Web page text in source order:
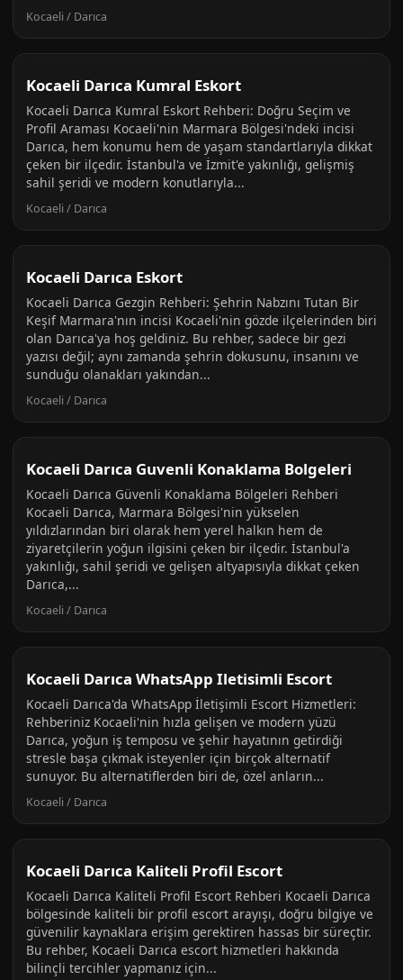
Kocaeli / Darıca
Kocaeli Darıca Kumral Eskort
Kocaeli Darıca Kumral Eskort Rehberi: Doğru Seçim ve
Profil Araması Kocaeli'nin Marmara Bölgesi'ndeki incisi
Darıca, hem konumu hem de yaşam standartlarıyla dikkat
çeken bir ilçedir. İstanbul'a ve İzmit'e yakınlığı, gelişmiş
sahil şeridi ve modern konutlarıyla...
Kocaeli / Darıca
Kocaeli Darıca Eskort
Kocaeli Darıca Gezgin Rehberi: Şehrin Nabzını Tutan Bir
Keşif Marmara'nın incisi Kocaeli'nin gözde ilçelerinden biri
olan Darıca'ya hoş geldiniz. Bu rehber, sadece bir gezi
yazısı değil; aynı zamanda şehrin dokusunu, insanını ve
sunduğu olanakları yakından...
Kocaeli / Darıca
Kocaeli Darıca Guvenli Konaklama Bolgeleri
Kocaeli Darıca Güvenli Konaklama Bölgeleri Rehberi
Kocaeli Darıca, Marmara Bölgesi'nin yükselen
yıldızlarından biri olarak hem yerel halkın hem de
ziyaretçilerin yoğun ilgisini çeken bir ilçedir. İstanbul'a
yakınlığı, sahil şeridi ve gelişen altyapısıyla dikkat çeken
Darıca,...
Kocaeli / Darıca
Kocaeli Darıca WhatsApp Iletisimli Escort
Kocaeli Darıca'da WhatsApp İletişimli Escort Hizmetleri:
Rehberiniz Kocaeli'nin hızla gelişen ve modern yüzü
Darıca, yoğun iş temposu ve şehir hayatının getirdiği
stresle başa çıkmak isteyenler için birçok alternatif
sunuyor. Bu alternatiflerden biri de, özel anların...
Kocaeli / Darıca
Kocaeli Darıca Kaliteli Profil Escort
Kocaeli Darıca Kaliteli Profil Escort Rehberi Kocaeli Darıca
bölgesinde kaliteli bir profil escort arayışı, doğru bilgiye ve
güvenilir kaynaklara erişim gerektiren hassas bir süreçtir.
Bu rehber, Kocaeli Darıca escort hizmetleri hakkında
bilinçli tercihler yapmanız için...